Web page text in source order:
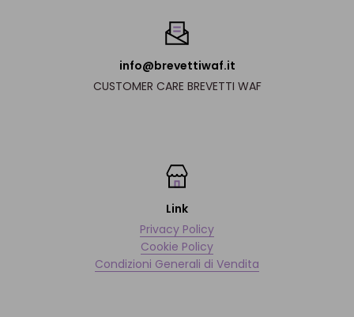
info@brevettiwaf.it
CUSTOMER CARE BREVETTI WAF
Link
Privacy Policy
Cookie Policy
Condizioni Generali di Vendita